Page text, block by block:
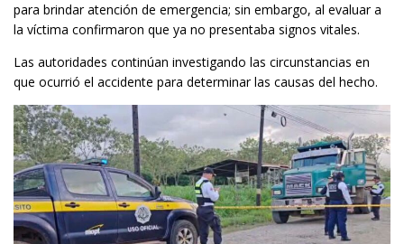
para brindar atención de emergencia; sin embargo, al evaluar a
la víctima confirmaron que ya no presentaba signos vitales.
Las autoridades continúan investigando las circunstancias en
que ocurrió el accidente para determinar las causas del hecho.